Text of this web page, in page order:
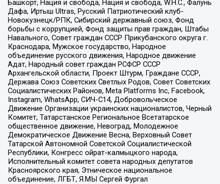
Башкорт, Нация и свобода, Нация и свобода, W.H.С., Фалунь
Дафа, Иртыш Ultras, Русский Патриотический клуб-
Новокузнецк/РПК, Сибирский державный союз, Фонд
борьбы с коррупцией, Фонд защиты прав граждан, Штабы
Навального, Совет граждан СССР Прикубанского округа г.
Краснодара, Мужское государство, Народное
объединение русского движения, Народное движение
Адат, Народный совет граждан РСФСР СССР
Архангельской области, Проект Штурм, Граждане СССР,
Держава Союз Советских Светлых Родов, Совет Советских
Социалистических Районов, Meta Platforms Inc, Facebook,
Instagram, WhatsApp, СИЧ-С14, Добровольческое
Движение Организации украинских националистов, Черный
Комитет, Татарстанское Региональное Всетатарское
общественное движение, Невоград, Молодежное
Демократическое Движение Весна, Верховный Совет
Татарской Автономной Советской Социалистической
Республики, Конгресс ойрат-калмыцкого народа,
Исполнительный комитет совета народных депутатов
Красноярского края, Этническое национальное
объединение, ЛГБТ, Я.МЫ Сергей Фургал